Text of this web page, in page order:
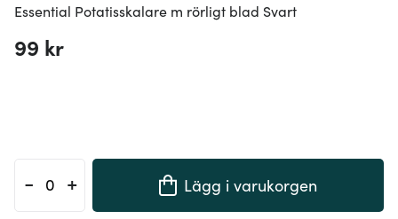
Essential Potatisskalare m rörligt blad Svart
99 kr
- + Lägg i varukorgen